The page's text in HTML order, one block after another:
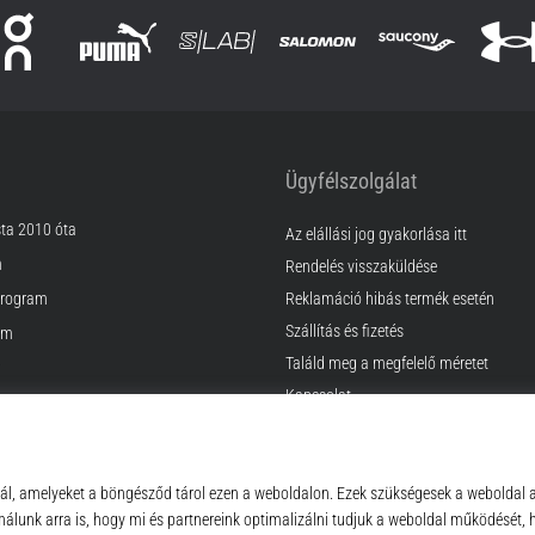
2010 óta
Ügyfélszolgálat
Az elállási jog gyakorlása itt
Rendelés visszaküldése
Reklamáció hibás termék esetén
Szállítás és fizetés
Találd meg a megfelelő méretet
Kapcsolat